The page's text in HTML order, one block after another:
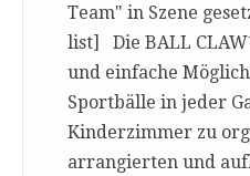
Team" in Szene
list] Die BALL
und einfache
Sportbälle in jeder
Kinderzimmer zu
arrangierten und